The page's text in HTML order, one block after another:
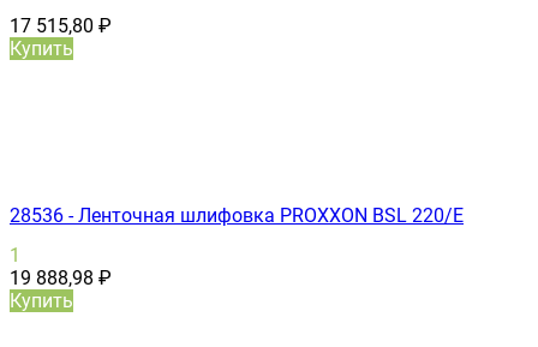
17 515,80 ₽
Купить
28536 - Ленточная шлифовка PROXXON BSL 220/E
1
19 888,98 ₽
Купить